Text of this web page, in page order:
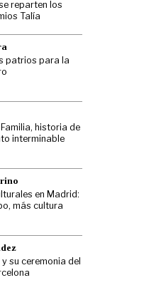
reparten los
Talía
patrios para la
historia de
interminable
en Madrid:
más cultura
su ceremonia del